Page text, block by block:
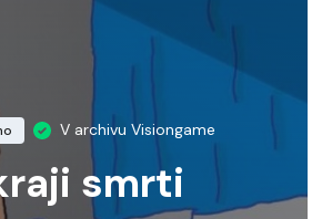
V archivu Visiongame
smrti